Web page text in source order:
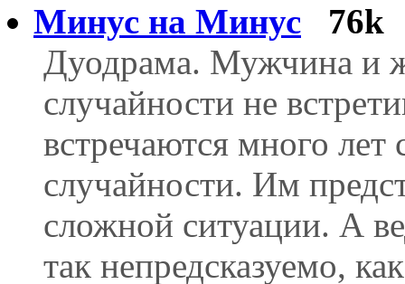
Минус на Минус
76k
Дуодрама. Мужчина и
случайности не
встречаются много лет
случайности. Им
сложной ситуации. А
так непредсказуемо,